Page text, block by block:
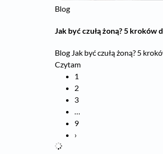
Blog
Jak być czułą żoną? 5 kroków
Blog Jak być czułą żoną? 5
Czytam
1
2
3
…
9
›